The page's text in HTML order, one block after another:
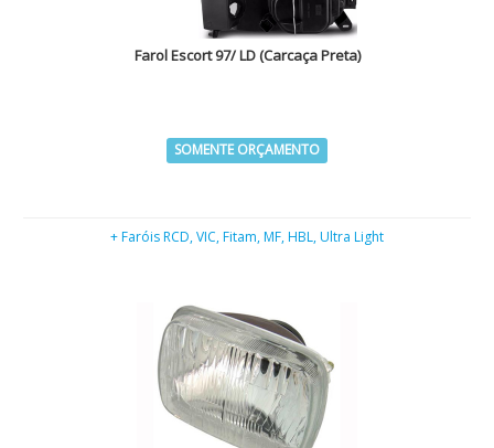
Farol Escort 97/ LD (Carcaça Preta)
SOMENTE ORÇAMENTO
+ Faróis RCD, VIC, Fitam, MF, HBL, Ultra Light